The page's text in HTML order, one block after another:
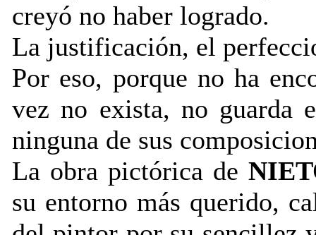
creyó no haber logrado.
La justificación, el
Por eso, porque no ha
vez no exista, no guarda
ninguna de sus
La obra pictórica de
su entorno más querido,